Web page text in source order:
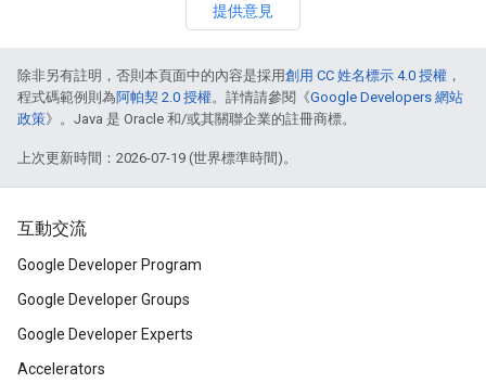
提供意見
除非另有註明，否則本頁面中的內容是採用創用 CC 姓名標示 4.0 授權 ，
程式碼範例則為阿帕契 2.0 授權。詳情請參閱《Google Developers 網站
政策》。Java 是 Oracle 和/或其關聯企業的註冊商標。
上次更新時間：2026-07-19 (世界標準時間)。
互動交流
Google Developer Program
Google Developer Groups
Google Developer Experts
Accelerators